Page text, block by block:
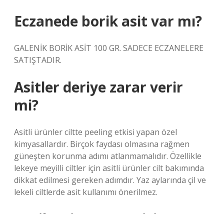
Eczanede borik asit var mı?
GALENİK BORİK ASİT 100 GR. SADECE ECZANELERE
SATIŞTADIR.
Asitler deriye zarar verir
mi?
Asitli ürünler ciltte peeling etkisi yapan özel
kimyasallardır. Birçok faydası olmasına rağmen
güneşten korunma adımı atlanmamalıdır. Özellikle
lekeye meyilli ciltler için asitli ürünler cilt bakımında
dikkat edilmesi gereken adımdır. Yaz aylarında çil ve
lekeli ciltlerde asit kullanımı önerilmez.